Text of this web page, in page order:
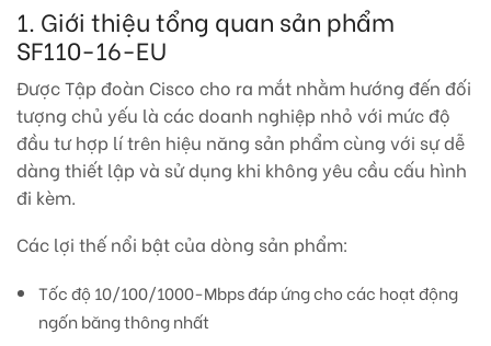
1. Giới thiệu tổng quan sản phẩm
SF110-16-EU
Được Tập đoàn Cisco cho ra mắt nhằm hướng đến đối
tượng chủ yếu là các doanh nghiệp nhỏ với mức độ
đầu tư hợp lí trên hiệu năng sản phẩm cùng với sự dễ
dàng thiết lập và sử dụng khi không yêu cầu cấu hình
đi kèm.
Các lợi thế nổi bật của dòng sản phẩm:
Tốc độ 10/100/1000-Mbps đáp ứng cho các hoạt động
ngốn băng thông nhất